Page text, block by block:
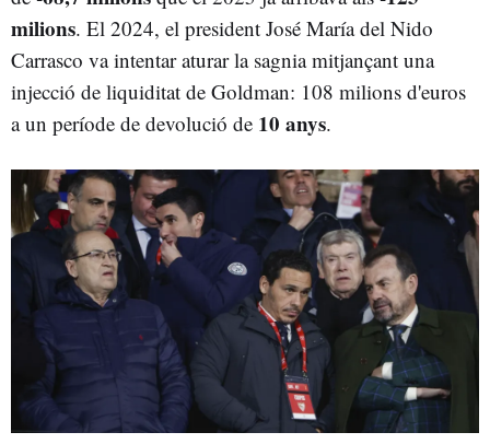
milions. El 2024, el president José María del Nido
Carrasco va intentar aturar la sagnia mitjançant una
injecció de liquiditat de Goldman: 108 milions d'euros
a un període de devolució de 10 anys.